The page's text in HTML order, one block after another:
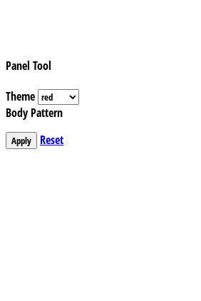
Panel Tool
Theme
Body Pattern
Apply Reset